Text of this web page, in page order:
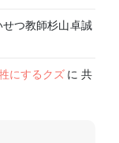
つ教師杉山卓誠
にするクズ に 共